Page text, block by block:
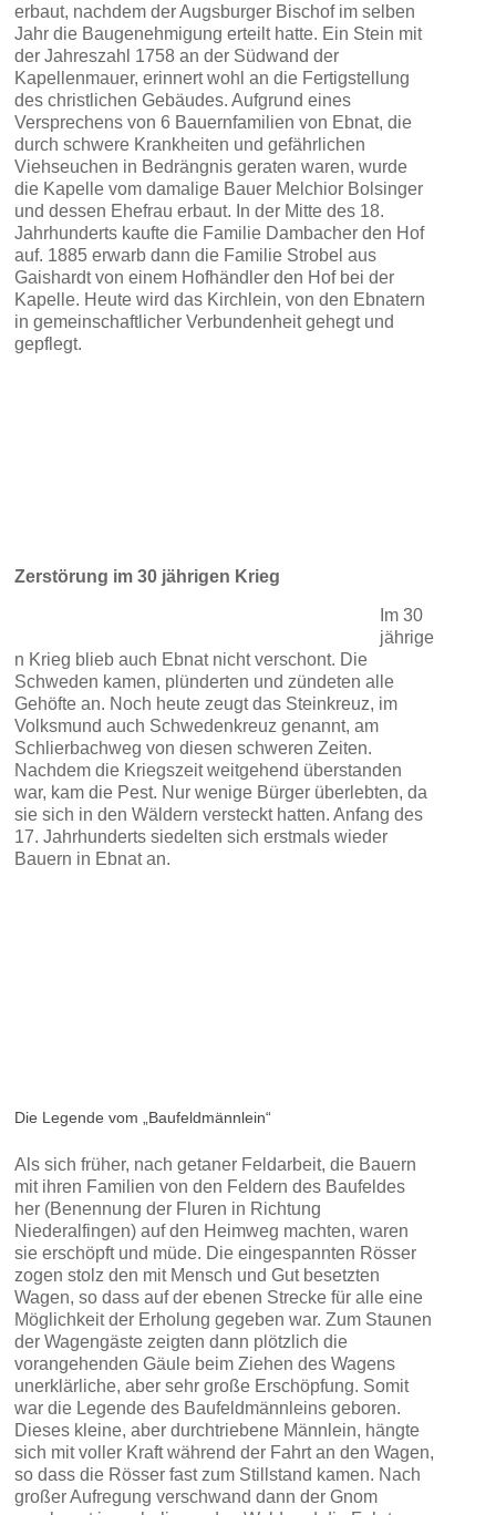
erbaut, nachdem der Augsburger Bischof im selben
Jahr die Baugenehmigung erteilt hatte. Ein Stein mit
der Jahreszahl 1758 an der Südwand der
Kapellenmauer, erinnert wohl an die Fertigstellung
des christlichen Gebäudes. Aufgrund eines
Versprechens von 6 Bauernfamilien von Ebnat, die
durch schwere Krankheiten und gefährlichen
Viehseuchen in Bedrängnis geraten waren, wurde
die Kapelle vom damalige Bauer Melchior Bolsinger
und dessen Ehefrau erbaut. In der Mitte des 18.
Jahrhunderts kaufte die Familie Dambacher den Hof
auf. 1885 erwarb dann die Familie Strobel aus
Gaishardt von einem Hofhändler den Hof bei der
Kapelle. Heute wird das Kirchlein, von den Ebnatern
in gemeinschaftlicher Verbundenheit gehegt und
gepflegt.
Zerstörung im 30 jährigen Krieg
Im 30
jährige
n Krieg blieb auch Ebnat nicht verschont. Die
Schweden kamen, plünderten und zündeten alle
Gehöfte an. Noch heute zeugt das Steinkreuz, im
Volksmund auch Schwedenkreuz genannt, am
Schlierbachweg von diesen schweren Zeiten.
Nachdem die Kriegszeit weitgehend überstanden
war, kam die Pest. Nur wenige Bürger überlebten, da
sie sich in den Wäldern versteckt hatten. Anfang des
17. Jahrhunderts siedelten sich erstmals wieder
Bauern in Ebnat an.
Die Legende vom „Baufeldmännlein“
Als sich früher, nach getaner Feldarbeit, die Bauern
mit ihren Familien von den Feldern des Baufeldes
her (Benennung der Fluren in Richtung
Niederalfingen) auf den Heimweg machten, waren
sie erschöpft und müde. Die eingespannten Rösser
zogen stolz den mit Mensch und Gut besetzten
Wagen, so dass auf der ebenen Strecke für alle eine
Möglichkeit der Erholung gegeben war. Zum Staunen
der Wagengäste zeigten dann plötzlich die
vorangehenden Gäule beim Ziehen des Wagens
unerklärliche, aber sehr große Erschöpfung. Somit
war die Legende des Baufeldmännleins geboren.
Dieses kleine, aber durchtriebene Männlein, hängte
sich mit voller Kraft während der Fahrt an den Wagen,
so dass die Rösser fast zum Stillstand kamen. Nach
großer Aufregung verschwand dann der Gnom